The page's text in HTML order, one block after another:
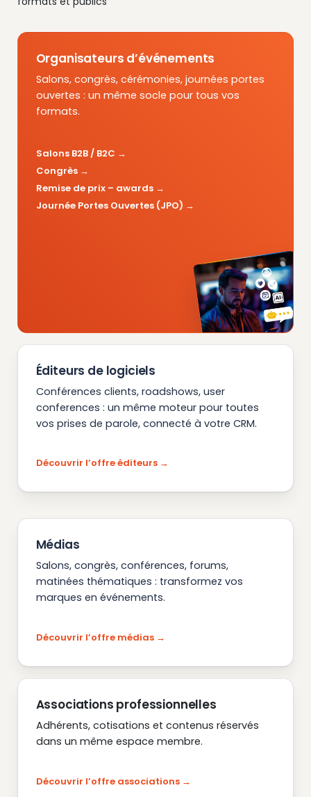
Organisateurs d’événements
Salons, congrès, cérémonies, journées portes
ouvertes : un même socle pour tous vos
formats.
Salons B2B / B2C
Congrès
Remise de prix – awards
Journée Portes Ouvertes (JPO)
Éditeurs de logiciels
Conférences clients, roadshows, user
conferences : un même moteur pour toutes
vos prises de parole, connecté à votre CRM.
Découvrir l’offre éditeurs
Médias
Salons, congrès, conférences, forums,
matinées thématiques : transformez vos
marques en événements.
Découvrir l’offre médias
Associations professionnelles
Adhérents, cotisations et contenus réservés
dans un même espace membre.
Découvrir l’offre associations